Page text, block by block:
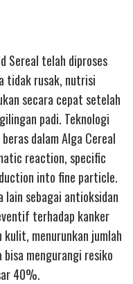
Sereal telah diproses
tidak rusak, nutrisi
secara cepat setelah
padi. Teknologi
dalam Alga Cereal
reaction, specific
into fine particle.
sebagai antioksidan
terhadap kanker
kulit, menurunkan jumlah
bisa mengurangi resiko
40%.